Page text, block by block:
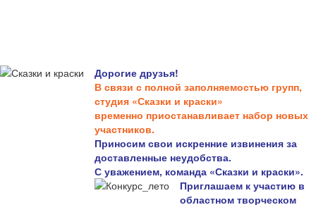
Дорогие друзья!
В связи с полной заполняемостью групп,
студия «Сказки и краски»
временно приостанавливает набор новых
участников.
Приносим свои искренние извинения за
доставленные неудобства.
С уважением, команда «Сказки и краски».
Приглашаем к участию в
областном творческом